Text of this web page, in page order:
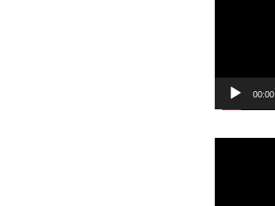
00:00